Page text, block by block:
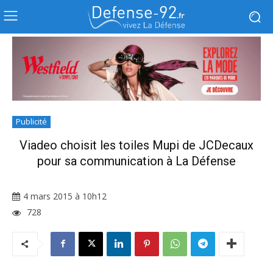
Publicité
Viadeo choisit les toiles Mupi de JCDecaux
pour sa communication à La Défense
4 mars 2015 à 10h12
728